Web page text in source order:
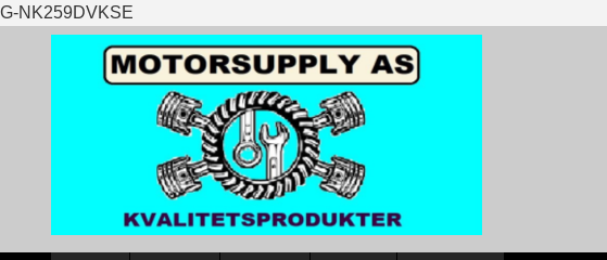
G-NK259DVKSE
til
innholdet